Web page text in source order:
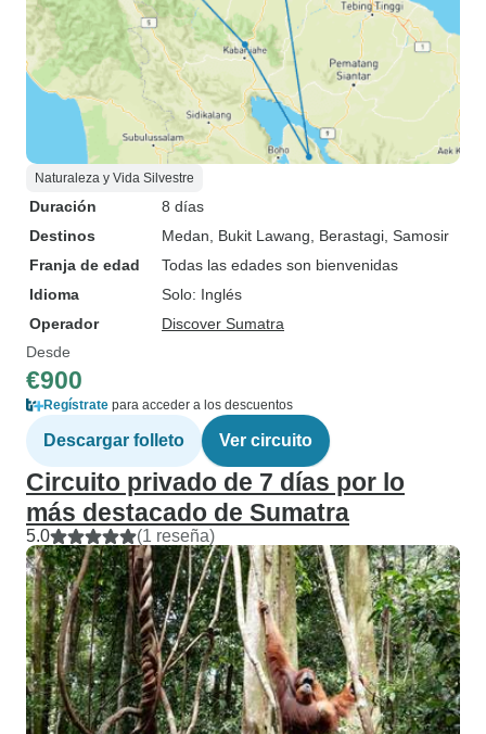
Naturaleza y Vida Silvestre
Duración
8 días
Destinos
Medan , Bukit Lawang , Berastagi , Samosir
Franja de edad
Todas las edades son bienvenidas
Idioma
Solo: Inglés
Operador
Discover Sumatra
Desde
€900
Regístrate para acceder a los descuentos
Descargar folleto Ver circuito
Circuito privado de 7 días por lo
más destacado de Sumatra
5.0 (1 reseña)